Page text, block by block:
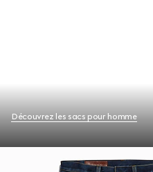
Découvrez les sacs pour homme